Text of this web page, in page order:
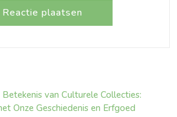
Betekenis van Culturele Collecties:
Onze Geschiedenis en Erfgoed